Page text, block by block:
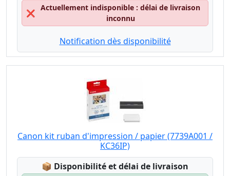
❌
Actuellement indisponible : délai de livraison
inconnu
Notification dès disponibilité
Canon kit ruban d'impression / papier (7739A001 /
KC36IP)
📦 Lagerstatus:
Disponibilité et délai de livraison